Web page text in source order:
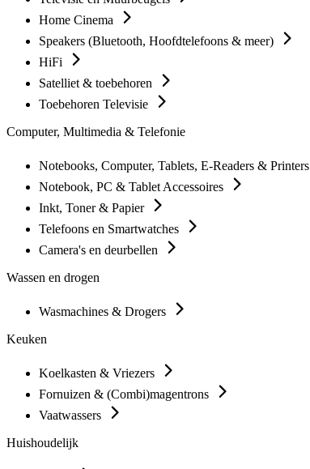
Home Cinema
Speakers (Bluetooth, Hoofdtelefoons & meer)
HiFi
Satelliet & toebehoren
Toebehoren Televisie
Computer, Multimedia & Telefonie
Notebooks, Computer, Tablets, E-Readers & Printers
Notebook, PC & Tablet Accessoires
Inkt, Toner & Papier
Telefoons en Smartwatches
Camera's en deurbellen
Wassen en drogen
Wasmachines & Drogers
Keuken
Koelkasten & Vriezers
Fornuizen & (Combi)magentrons
Vaatwassers
Huishoudelijk